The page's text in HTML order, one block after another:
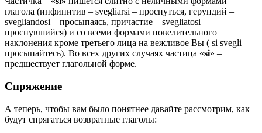
глагола (инфинитив – svegliarsi – проснуться, герундий –
svegliandosi – просыпаясь, причастие – svegliatosi
проснувшийся) и со всеми формами повелительного
наклонения кроме третьего лица на вежливое Вы ( si svegli –
просыпайтесь). Во всех других случаях частица «si» –
предшествует глагольной форме.
Спряжение
А теперь, чтобы вам было понятнее давайте рассмотрим, как
будут спрягаться возвратные глаголы: